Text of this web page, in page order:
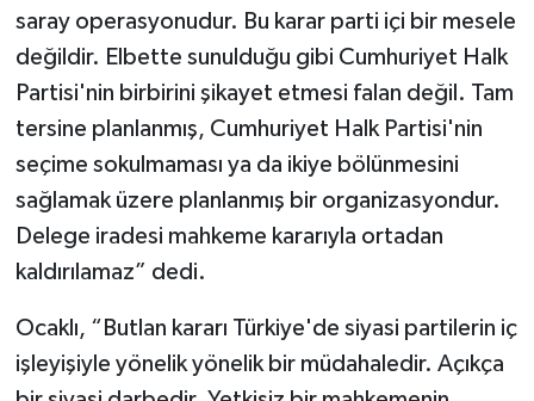
saray operasyonudur. Bu karar parti içi bir mesele
değildir. Elbette sunulduğu gibi Cumhuriyet Halk
Partisi'nin birbirini şikayet etmesi falan değil. Tam
tersine planlanmış, Cumhuriyet Halk Partisi'nin
seçime sokulmaması ya da ikiye bölünmesini
sağlamak üzere planlanmış bir organizasyondur.
Delege iradesi mahkeme kararıyla ortadan
kaldırılamaz” dedi.
Ocaklı, “Butlan kararı Türkiye'de siyasi partilerin iç
işleyişiyle yönelik yönelik bir müdahaledir. Açıkça